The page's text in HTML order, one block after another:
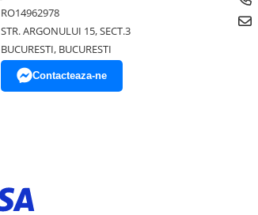
RO14962978
STR. ARGONULUI 15, SECT.3
BUCURESTI, BUCURESTI
Contacteaza-ne